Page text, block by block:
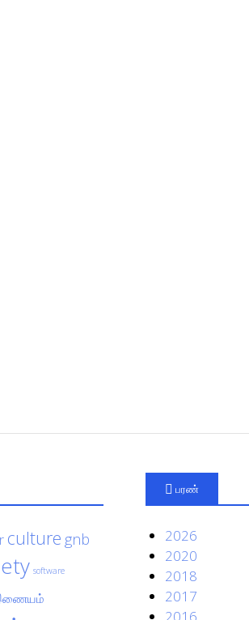
culture gnb
software
பரண்
2026
2020
2018
2017